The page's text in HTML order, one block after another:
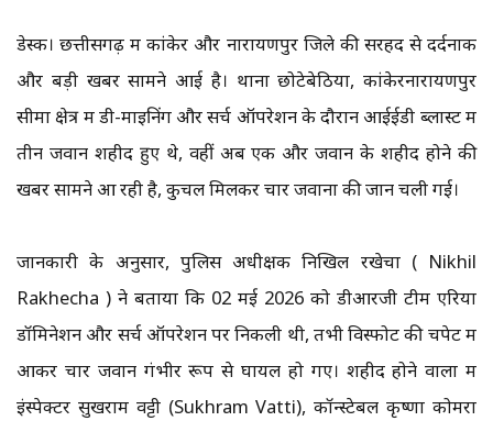
डेस्क। छत्तीसगढ़ में कांकेर और नारायणपुर जिले की सरहद से दर्दनाक
और बड़ी खबर सामने आई है। थाना छोटेबेठिया, कांकेरनारायणपुर
सीमा क्षेत्र में डी-माइनिंग और सर्च ऑपरेशन के दौरान आईईडी ब्लास्ट में
तीन जवान शहीद हुए थे, वहीं अब एक और जवान के शहीद होने की
खबर सामने आ रही है, कुचल मिलकर चार जवानों की जान चली गई।
जानकारी के अनुसार, पुलिस अधीक्षक निखिल रखेचा ( Nikhil
Rakhecha ) ने बताया कि 02 मई 2026 को डीआरजी टीम एरिया
डॉमिनेशन और सर्च ऑपरेशन पर निकली थी, तभी विस्फोट की चपेट में
आकर चार जवान गंभीर रूप से घायल हो गए। शहीद होने वालों में
इंस्पेक्टर सुखराम वट्टी (Sukhram Vatti), कॉन्स्टेबल कृष्णा कोमरा